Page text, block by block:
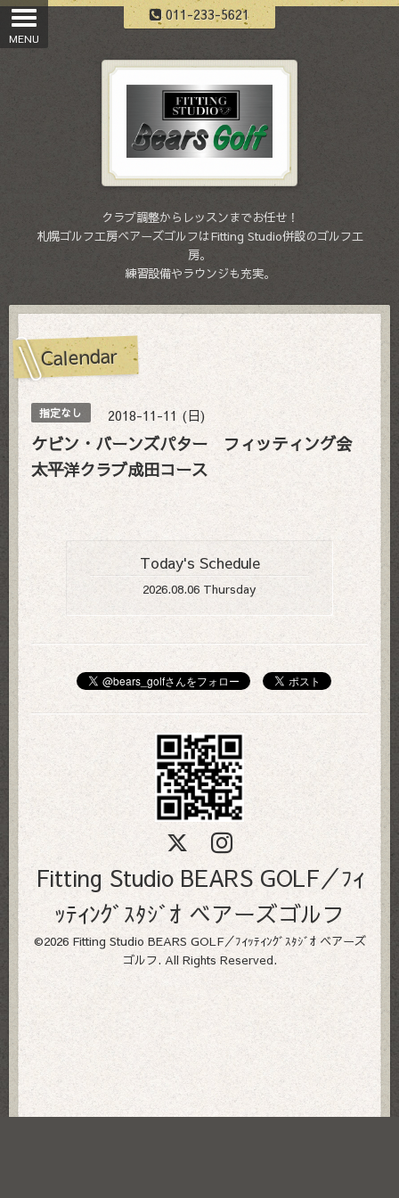
011-233-5621
クラブ調整からレッスンまでお任せ！
札幌ゴルフ工房ベアーズゴルフはFitting Studio併設のゴルフ工
房。
練習設備やラウンジも充実。
Calendar
指定なし 2018-11-11 (日)
ケビン・バーンズパター フィッティング会
太平洋クラブ成田コース
Today's Schedule
2026.08.06 Thursday
Fitting Studio BEARS GOLF／ﾌｨ
ｯﾃｨﾝｸﾞｽﾀｼﾞｵ ベアーズゴルフ
©2026 Fitting Studio BEARS GOLF／ﾌｨｯﾃｨﾝｸﾞｽﾀｼﾞｵ ベアーズ
ゴルフ. All Rights Reserved.